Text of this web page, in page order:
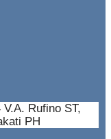
Rufino ST,
PH